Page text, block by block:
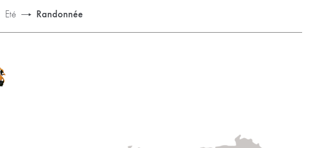
Eté Randonnée